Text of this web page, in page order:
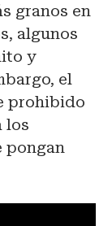
granos en
algunos
y
el
prohibido
los
pongan